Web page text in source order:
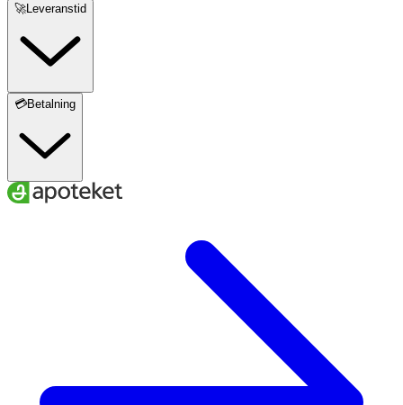
🚀Leveranstid
💳Betalning